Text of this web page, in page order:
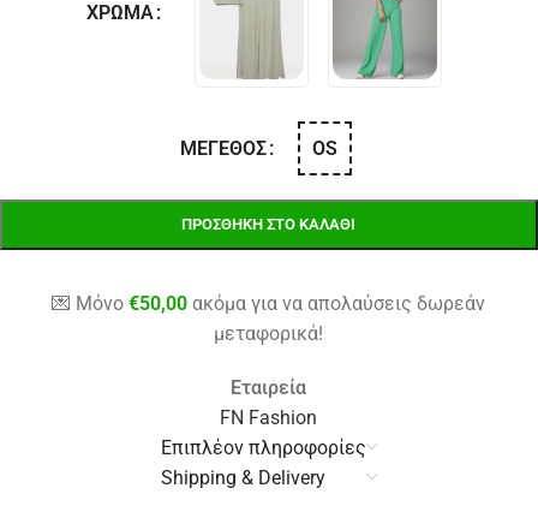
ΧΡΏΜΑ
ΜΈΓΕΘΟΣ OS
ΠΡΟΣΘΉΚΗ ΣΤΟ ΚΑΛΆΘΙ
💌 Μόνο€50,00 ακόμα για να απολαύσεις δωρεάν
μεταφορικά!
Εταιρεία
FN Fashion
Επιπλέον πληροφορίες
Shipping & Delivery